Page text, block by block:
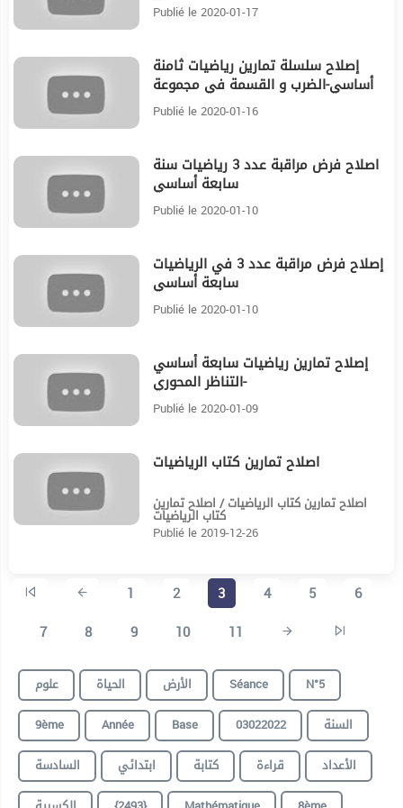
Publié le 2020-01-17
إصلاح سلسلة تمارين رياضيات ثامنة
أساسي-الضرب و القسمة في مجموعة
الأعداد الكسرية
Publié le 2020-01-16
اصلاح فرض مراقبة عدد 3 رياضيات سنة
سابعة أساسي
Publié le 2020-01-10
إصلاح فرض مراقبة عدد 3 في الرياضيات
سابعة أساسي
Publié le 2020-01-10
إصلاح تمارين رياضيات سابعة أساسي
-التناظر المحوري
Publié le 2020-01-09
اصلاح تمارين كتاب الرياضيات
اصلاح تمارين كتاب الرياضيات / اصلاح تمارين
كتاب الرياضيات
Publié le 2019-12-26
1 2 3 4 5
6
7
8 9 10 11
علوم الحياة الأرض Séance
N°5
9ème
Année Base 03022022
السنة
السادسة
ابتدائي كتابة قراءة
الأعداد